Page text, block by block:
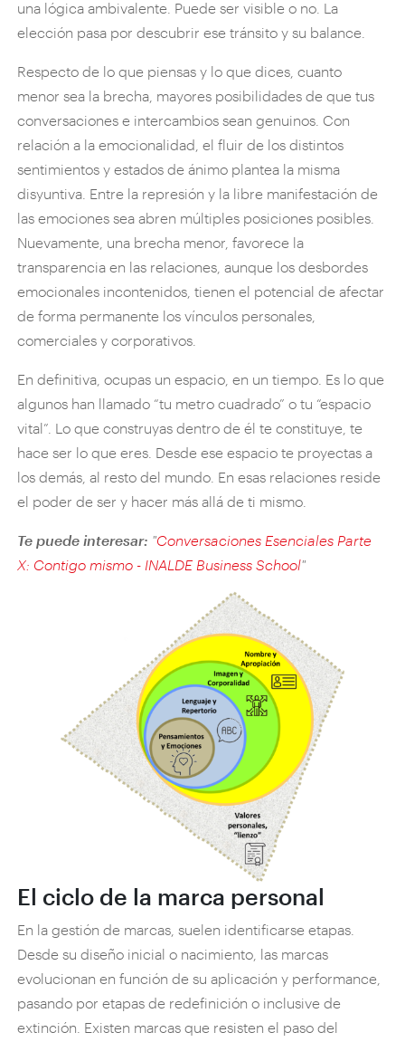
una lógica ambivalente. Puede ser visible o no. La
elección pasa por descubrir ese tránsito y su balance.
Respecto de lo que piensas y lo que dices, cuanto
menor sea la brecha, mayores posibilidades de que tus
conversaciones e intercambios sean genuinos. Con
relación a la emocionalidad, el fluir de los distintos
sentimientos y estados de ánimo plantea la misma
disyuntiva. Entre la represión y la libre manifestación de
las emociones sea abren múltiples posiciones posibles.
Nuevamente, una brecha menor, favorece la
transparencia en las relaciones, aunque los desbordes
emocionales incontenidos, tienen el potencial de afectar
de forma permanente los vínculos personales,
comerciales y corporativos.
En definitiva, ocupas un espacio, en un tiempo. Es lo que
algunos han llamado “tu metro cuadrado” o tu “espacio
vital”. Lo que construyas dentro de él te constituye, te
hace ser lo que eres. Desde ese espacio te proyectas a
los demás, al resto del mundo. En esas relaciones reside
el poder de ser y hacer más allá de ti mismo.
Te puede interesar: "Conversaciones Esenciales Parte
X: Contigo mismo - INALDE Business School"
El ciclo de la marca personal
En la gestión de marcas, suelen identificarse etapas.
Desde su diseño inicial o nacimiento, las marcas
evolucionan en función de su aplicación y performance,
pasando por etapas de redefinición o inclusive de
extinción. Existen marcas que resisten el paso del